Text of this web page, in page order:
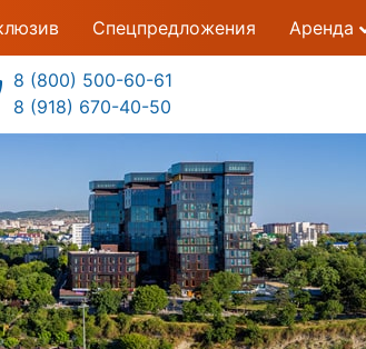
Спецпредложения Аренда
8 (800) 500-60-61
8 (918) 670-40-50